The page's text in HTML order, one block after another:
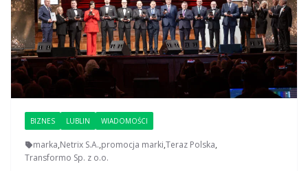
BIZNES LUBLIN WIADOMOŚCI
marka,Netrix S.A.,promocja marki,Teraz Polska,
Transformo Sp. z o.o.